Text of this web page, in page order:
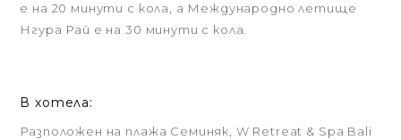
е на 20 минути с кола, а Международно летище
Нгура Рай е на 30 минути с кола.
В хотела:
Разположен на плажа Семиняк, W Retreat & Spa Bali